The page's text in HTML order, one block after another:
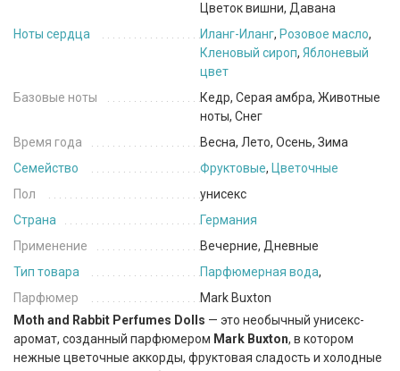
Цветок вишни, Давана
Ноты сердца
Иланг-Иланг, Розовое масло,
Кленовый сироп, Яблоневый
цвет
Базовые ноты
Кедр, Серая амбра, Животные
ноты, Снег
Время года
Весна, Лето, Осень, Зима
Семейство
Фруктовые, Цветочные
Пол
унисекс
Страна
Германия
Применение
Вечерние, Дневные
Тип товара
Парфюмерная вода,
Парфюмер
Mark Buxton
Moth and Rabbit Perfumes Dolls — это необычный унисекс-
аромат, созданный парфюмером Mark Buxton, в котором
нежные цветочные аккорды, фруктовая сладость и холодные